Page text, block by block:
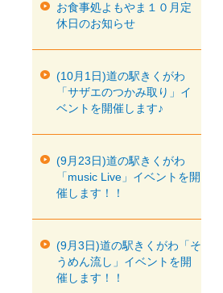
お食事処よもやま１０月定
休日のお知らせ
(10月1日)道の駅きくがわ
「サザエのつかみ取り」イ
ベントを開催します♪
(9月23日)道の駅きくがわ
「music Live」イベントを開
催します！！
(9月3日)道の駅きくがわ「そ
うめん流し」イベントを開
催します！！